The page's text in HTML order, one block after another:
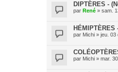
DIPTÈRES -
par René » sam.
par Michi » jeu. 03
par Michi » mar.